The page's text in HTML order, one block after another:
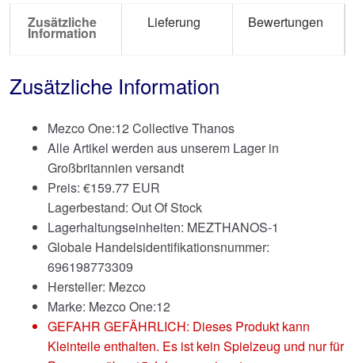
Zusätzliche
Information
Lieferung Bewertungen
Zusätzliche Information
Mezco One:12 Collective Thanos
Alle Artikel werden aus unserem Lager in
Großbritannien versandt
Preis: €159.77 EUR
Lagerbestand: Out Of Stock
Lagerhaltungseinheiten: MEZTHANOS-1
Globale Handelsidentifikationsnummer:
696198773309
Hersteller: Mezco
Marke: Mezco One:12
GEFAHR GEFÄHRLICH: Dieses Produkt kann
Kleinteile enthalten. Es ist kein Spielzeug und nur für